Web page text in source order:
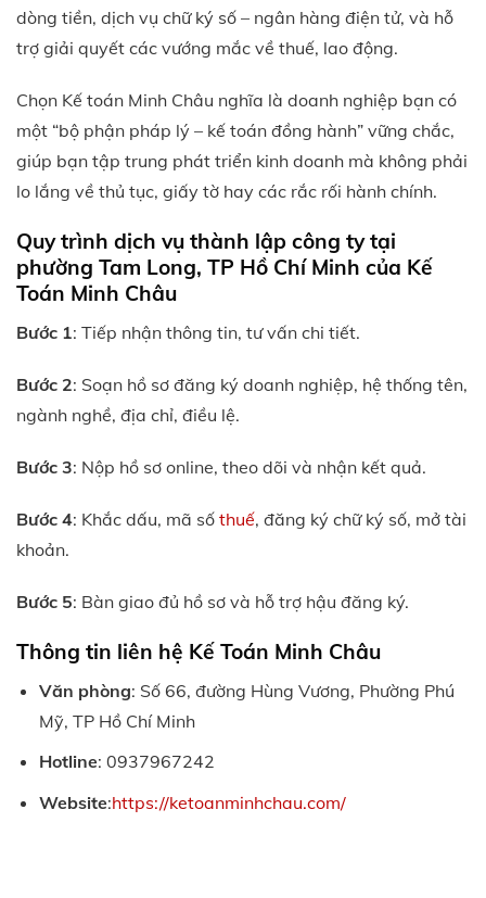
dòng tiền, dịch vụ chữ ký số – ngân hàng điện tử, và hỗ
trợ giải quyết các vướng mắc về thuế, lao động.
Chọn Kế toán Minh Châu nghĩa là doanh nghiệp bạn có
một “bộ phận pháp lý – kế toán đồng hành” vững chắc,
giúp bạn tập trung phát triển kinh doanh mà không phải
lo lắng về thủ tục, giấy tờ hay các rắc rối hành chính.
Quy trình dịch vụ thành lập công ty tại
phường Tam Long, TP Hồ Chí Minh của Kế
Toán Minh Châu
Bước 1: Tiếp nhận thông tin, tư vấn chi tiết.
Bước 2: Soạn hồ sơ đăng ký doanh nghiệp, hệ thống tên,
ngành nghề, địa chỉ, điều lệ.
Bước 3: Nộp hồ sơ online, theo dõi và nhận kết quả.
Bước 4: Khắc dấu, mã số thuế, đăng ký chữ ký số, mở tài
khoản.
Bước 5: Bàn giao đủ hồ sơ và hỗ trợ hậu đăng ký.
Thông tin liên hệ Kế Toán Minh Châu
Văn phòng: Số 66, đường Hùng Vương, Phường Phú
Mỹ, TP Hồ Chí Minh
Hotline: 0937967242
Website:https://ketoanminhchau.com/